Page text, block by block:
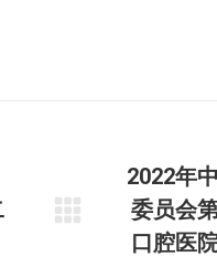
2022年
委员会
口腔医